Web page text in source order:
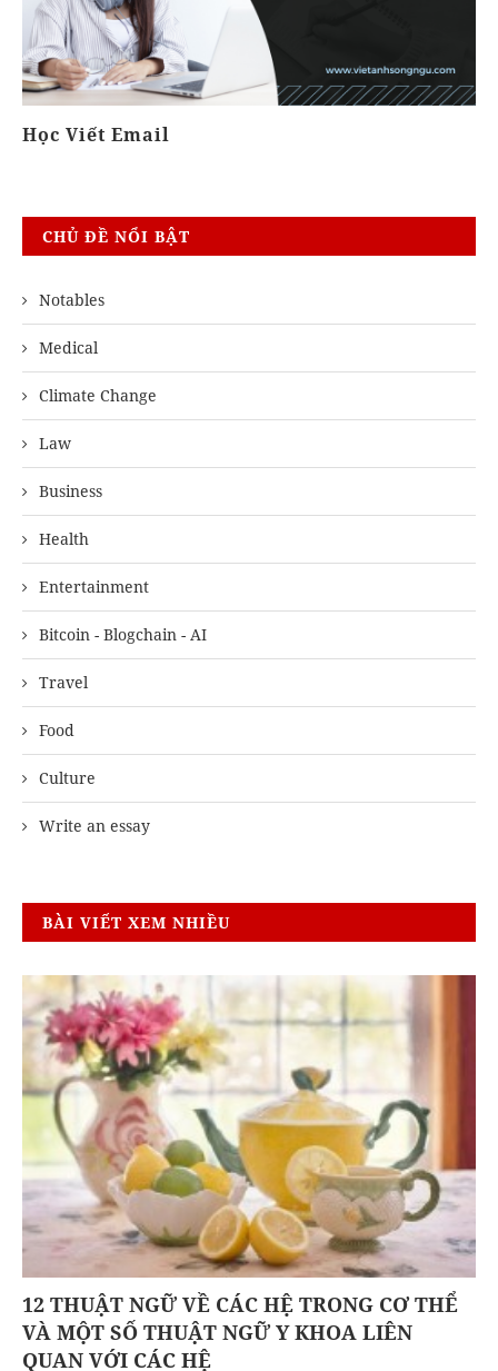
Học Viết Email
CHỦ ĐỀ NỔI BẬT
Notables
Medical
Climate Change
Law
Business
Health
Entertainment
Bitcoin - Blogchain - AI
Travel
Food
Culture
Write an essay
BÀI VIẾT XEM NHIỀU
12 THUẬT NGỮ VỀ CÁC HỆ TRONG CƠ THỂ
VÀ MỘT SỐ THUẬT NGỮ Y KHOA LIÊN
QUAN VỚI CÁC HỆ